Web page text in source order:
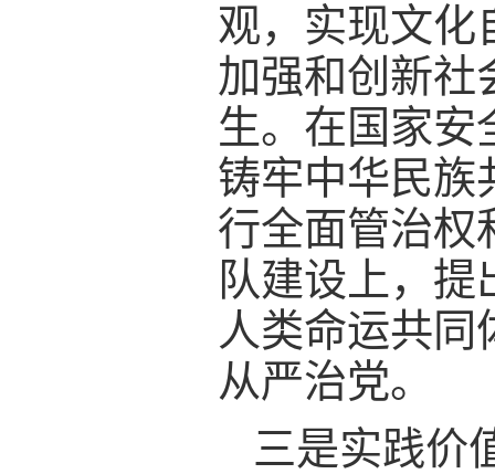
观，实现文化
加强和创新社
生。在国家安
铸牢中华民族
行全面管治权
队建设上，
人类命运共同
从严治党。
三是实践价